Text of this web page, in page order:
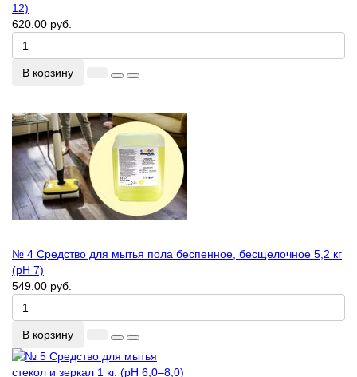
12)
620.00 руб.
В корзину
№ 4 Средство для мытья пола беспенное, бесщелочное 5,2 кг
(рН 7)
549.00 руб.
В корзину